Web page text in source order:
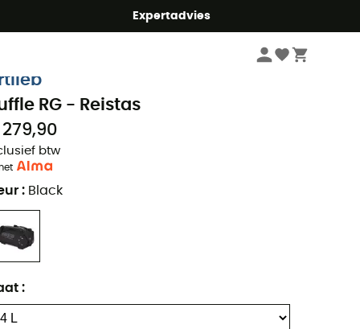
Expertadvies
RG - Reistas
btw
: Black
: